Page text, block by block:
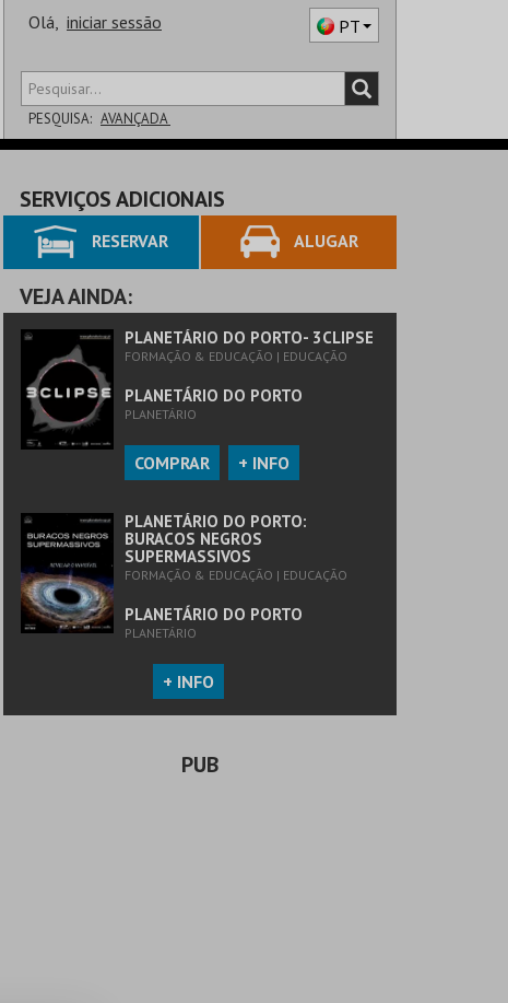
Olá, iniciar sessão PT
PESQUISA: AVANÇADA
SALA
SERVIÇOS ADICIONAIS
RESERVAR ALUGAR
VEJA AINDA:
PLANETÁRIO DO PORTO- 3CLIPSE
FORMAÇÃO & EDUCAÇÃO | EDUCAÇÃO
PLANETÁRIO DO PORTO
PLANETÁRIO
COMPRAR + INFO
PLANETÁRIO DO PORTO:
BURACOS NEGROS
SUPERMASSIVOS
FORMAÇÃO & EDUCAÇÃO | EDUCAÇÃO
PLANETÁRIO DO PORTO
PLANETÁRIO
+ INFO
PUB